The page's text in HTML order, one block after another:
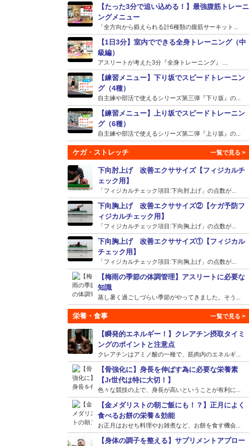
【たった3分で追い込める！】最強腹筋トレーニ
ングメニュー
「全方向から鍛えられる計6種類の腹筋サーキット...
【1日3分】室内でできる全身トレーニング（中
級編）
アスリートが考えた3分『全身トレーニング』 ...
【練習メニュー】下り坂でスピードトレーニン
グ（4種）
自主練や部活で使えるシリーズ第三弾『下り坂』の...
【練習メニュー】上り坂でスピードトレーニン
グ（6種）
自主練や部活で使えるシリーズ第二弾『上り坂』の...
ケガ・ストレッチ
下向肘上げ 改善エクササイズ【フィジカルチ
ェック用】
「フィジカルチェック項目:下向肘上げ」の点数が...
下向胸上げ 改善エクササイズ②【ケガ予防フ
ィジカルチェック用】
「フィジカルチェック項目:下向胸上げ」の点数が...
下向胸上げ 改善エクササイズ①【フィジカル
チェック用】
「フィジカルチェック項目:下向胸上げ」の点数が...
【梅雨の季節の体調管理】アスリートに必要な
知識
蒸し暑く過ごしづらい季節がやってきました。そう...
栄養・食事
【瞬発的エネルギー！】クレアチン摂取タイミ
ングのポイントと注意点
クレアチンはアミノ酸の一種で、筋肉内のエネルギ...
【骨強化に】身長を伸ばす為に必要な栄養素
【Jr世代は特に大切！】
色々な競技の上で、身長が高いということが有利に...
【金メダリストの朝ご飯にも！？】正月によく
食べるお餅の栄養＆効能
お正月はおせち料理やお雑煮など、お餅を食す機会...
【身体の調子を整える】サプリメントアプロー